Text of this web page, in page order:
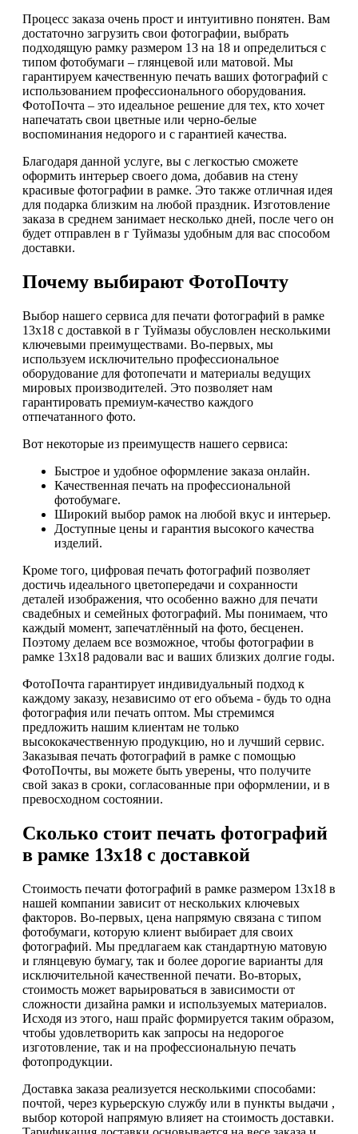
Процесс заказа очень прост и интуитивно понятен. Вам
достаточно загрузить свои фотографии, выбрать
подходящую рамку размером 13 на 18 и определиться с
типом фотобумаги – глянцевой или матовой. Мы
гарантируем качественную печать ваших фотографий с
использованием профессионального оборудования.
ФотоПочта – это идеальное решение для тех, кто хочет
напечатать свои цветные или черно-белые
воспоминания недорого и с гарантией качества.
Благодаря данной услуге, вы с легкостью сможете
оформить интерьер своего дома, добавив на стену
красивые фотографии в рамке. Это также отличная идея
для подарка близким на любой праздник. Изготовление
заказа в среднем занимает несколько дней, после чего он
будет отправлен в г Туймазы удобным для вас способом
доставки.
Почему выбирают ФотоПочту
Выбор нашего сервиса для печати фотографий в рамке
13х18 с доставкой в г Туймазы обусловлен несколькими
ключевыми преимуществами. Во-первых, мы
используем исключительно профессиональное
оборудование для фотопечати и материалы ведущих
мировых производителей. Это позволяет нам
гарантировать премиум-качество каждого
отпечатанного фото.
Вот некоторые из преимуществ нашего сервиса:
Быстрое и удобное оформление заказа онлайн.
Качественная печать на профессиональной
фотобумаге.
Широкий выбор рамок на любой вкус и интерьер.
Доступные цены и гарантия высокого качества
изделий.
Кроме того, цифровая печать фотографий позволяет
достичь идеального цветопередачи и сохранности
деталей изображения, что особенно важно для печати
свадебных и семейных фотографий. Мы понимаем, что
каждый момент, запечатлённый на фото, бесценен.
Поэтому делаем все возможное, чтобы фотографии в
рамке 13х18 радовали вас и ваших близких долгие годы.
ФотоПочта гарантирует индивидуальный подход к
каждому заказу, независимо от его объема - будь то одна
фотография или печать оптом. Мы стремимся
предложить нашим клиентам не только
высококачественную продукцию, но и лучший сервис.
Заказывая печать фотографий в рамке с помощью
ФотоПочты, вы можете быть уверены, что получите
свой заказ в сроки, согласованные при оформлении, и в
превосходном состоянии.
Сколько стоит печать фотографий
в рамке 13х18 с доставкой
Стоимость печати фотографий в рамке размером 13х18 в
нашей компании зависит от нескольких ключевых
факторов. Во-первых, цена напрямую связана с типом
фотобумаги, которую клиент выбирает для своих
фотографий. Мы предлагаем как стандартную матовую
и глянцевую бумагу, так и более дорогие варианты для
исключительной качественной печати. Во-вторых,
стоимость может варьироваться в зависимости от
сложности дизайна рамки и используемых материалов.
Исходя из этого, наш прайс формируется таким образом,
чтобы удовлетворить как запросы на недорогое
изготовление, так и на профессиональную печать
фотопродукции.
Доставка заказа реализуется несколькими способами:
почтой, через курьерскую службу или в пункты выдачи ,
выбор которой напрямую влияет на стоимость доставки.